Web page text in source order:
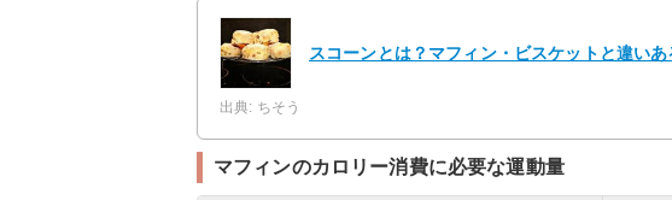
スコーンとは？マフィン・ビスケットと違い
出典: ちそう
マフィンのカロリー消費に必要な運動量